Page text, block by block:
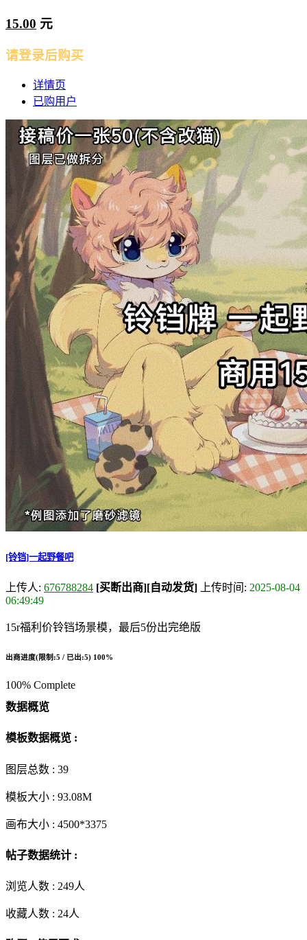
15.00 元
请登录后购买
详情页
已购用户
[铃铛]一起野餐吧
上传人: 676788284 [买断出商][自动发货] 上传时间: 2025-08-04
06:49:49
15r福利价铃铛场景模，最后5份出完绝版
出商进度(限制:5 / 已出:5) 100%
100% Complete
数据概览
模板数据概览 :
图层总数 : 39
模板大小 : 93.08M
画布大小 : 4500*3375
帖子数据统计 :
浏览人数 : 249人
收藏人数 : 24人